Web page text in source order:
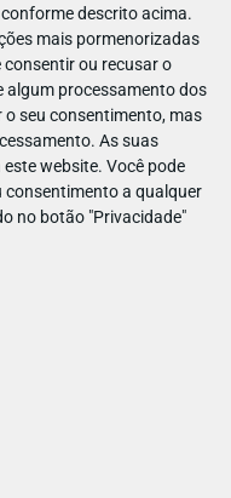
descrito acima.
mais pormenorizadas
ou recusar o
algum processamento dos
seu consentimento, mas
As suas
website. Você pode
consentimento a qualquer
no botão "Privacidade"
iguais! | Pré-
constante mudança e